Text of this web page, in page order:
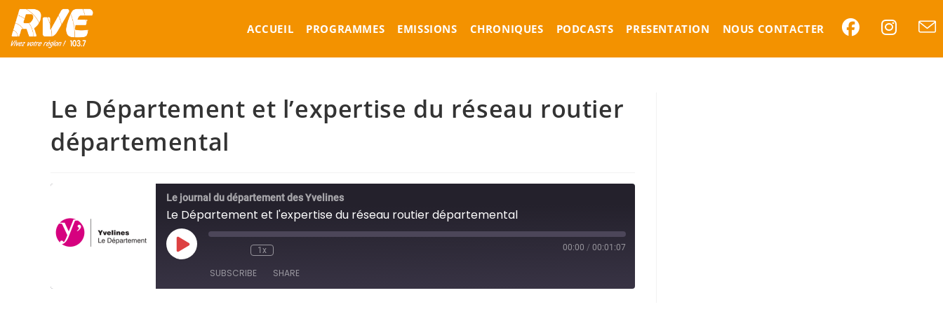
Skip
content
ACCUEIL PROGRAMMES EMISSIONS CHRONIQUES PODCASTS PRESENTATION NOUS CONTACTER
Le Département et l’expertise du réseau routier
départemental
Le journal du département des Yvelines
Le Département et l'expertise du réseau routier départemental
Play
Episode
1x 00:00 / 00:01:07
SUBSCRIBE SHARE